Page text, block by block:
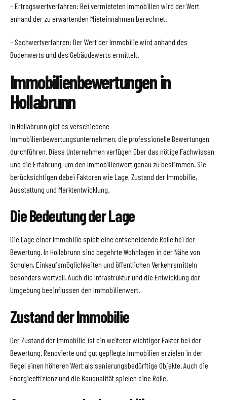
– Ertragswertverfahren: Bei vermieteten Immobilien wird der Wert
anhand der zu erwartenden Mieteinnahmen berechnet.
– Sachwertverfahren: Der Wert der Immobilie wird anhand des
Bodenwerts und des Gebäudewerts ermittelt.
Immobilienbewertungen in
Hollabrunn
In Hollabrunn gibt es verschiedene
Immobilienbewertungsunternehmen, die professionelle Bewertungen
durchführen. Diese Unternehmen verfügen über das nötige Fachwissen
und die Erfahrung, um den Immobilienwert genau zu bestimmen. Sie
berücksichtigen dabei Faktoren wie Lage, Zustand der Immobilie,
Ausstattung und Marktentwicklung.
Die Bedeutung der Lage
Die Lage einer Immobilie spielt eine entscheidende Rolle bei der
Bewertung. In Hollabrunn sind begehrte Wohnlagen in der Nähe von
Schulen, Einkaufsmöglichkeiten und öffentlichen Verkehrsmitteln
besonders wertvoll. Auch die Infrastruktur und die Entwicklung der
Umgebung beeinflussen den Immobilienwert.
Zustand der Immobilie
Der Zustand der Immobilie ist ein weiterer wichtiger Faktor bei der
Bewertung. Renovierte und gut gepflegte Immobilien erzielen in der
Regel einen höheren Wert als sanierungsbedürftige Objekte. Auch die
Energieeffizienz und die Bauqualität spielen eine Rolle.